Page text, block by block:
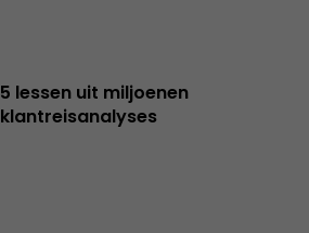
5 lessen uit miljoenen
klantreisanalyses